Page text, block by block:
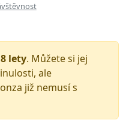
lety. Můžete si jej
ale
již nemusí s